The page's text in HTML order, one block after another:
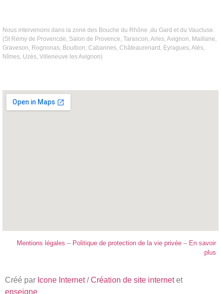
Nous intervenons dans la zone des Bouche du Rhône ,du Gard et du Vaucluse.
(St Rémy de Provencde, Salon de Provence, Tarascon, Arles, Avignon, Maillane,
Graveson, Rognonas, Boulbon, Cabannes, Châteaurenard, Eyragues, Alès,
Nîmes, Uzès, Villeneuve les Avignon)
Mentions légales – Politique de protection de la vie privée – En savoir
plus
Créé par Icone Internet/Création de site internetet
enseigne